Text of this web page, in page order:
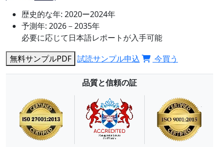
歴史的な年: 2020ー2024年
予測年: 2026－2035年
必要に応じて日本語レポートが入手可能
無料サンプルPDF 試読サンプル申込 今買う
品質と信頼の証